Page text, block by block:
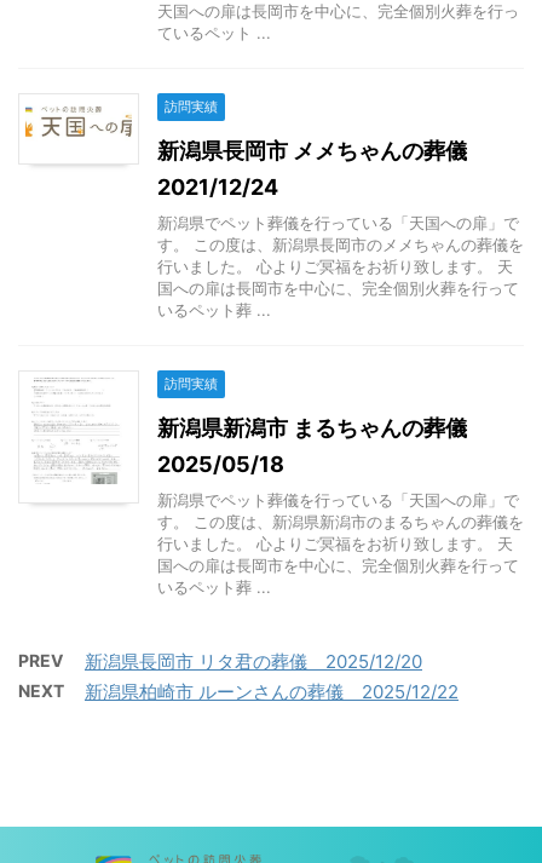
天国への扉は長岡市を中心に、完全個別火葬を行っ
ているペット ...
訪問実績
新潟県長岡市 メメちゃんの葬儀
2021/12/24
新潟県でペット葬儀を行っている「天国への扉」で
す。 この度は、新潟県長岡市のメメちゃんの葬儀を
行いました。 心よりご冥福をお祈り致します。 天
国への扉は長岡市を中心に、完全個別火葬を行って
いるペット葬 ...
訪問実績
新潟県新潟市 まるちゃんの葬儀
2025/05/18
新潟県でペット葬儀を行っている「天国への扉」で
す。 この度は、新潟県新潟市のまるちゃんの葬儀を
行いました。 心よりご冥福をお祈り致します。 天
国への扉は長岡市を中心に、完全個別火葬を行って
いるペット葬 ...
PREV 新潟県長岡市 リタ君の葬儀 2025/12/20
NEXT 新潟県柏崎市 ルーンさんの葬儀 2025/12/22